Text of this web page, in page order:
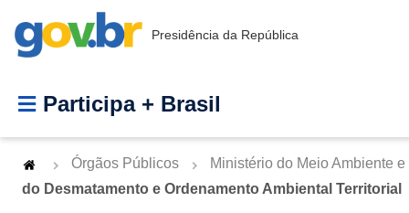
Presidência da República
Participa + Brasil
Órgãos Públicos
Ministério do Meio Ambiente
do Desmatamento e Ordenamento Ambiental Territorial